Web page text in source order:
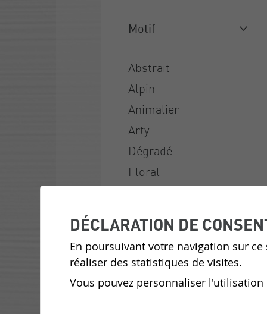
Motif
Abstrait
Alpin
Animalier
Arty
Dégradé
Floral
Jungle
Le coin enfants
Noir et blanc
DÉCLARATION DE
En poursuivant votre navigation sur
réaliser des statistiques de visites.
Vous pouvez personnaliser